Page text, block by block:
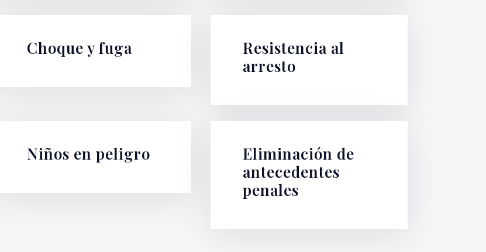
Choque y fuga
Resistencia al
arresto
Niños en peligro
Eliminación de
antecedentes
penales